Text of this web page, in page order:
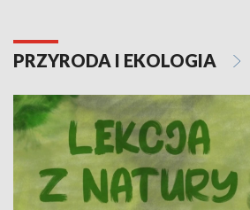
PRZYRODA I EKOLOGIA